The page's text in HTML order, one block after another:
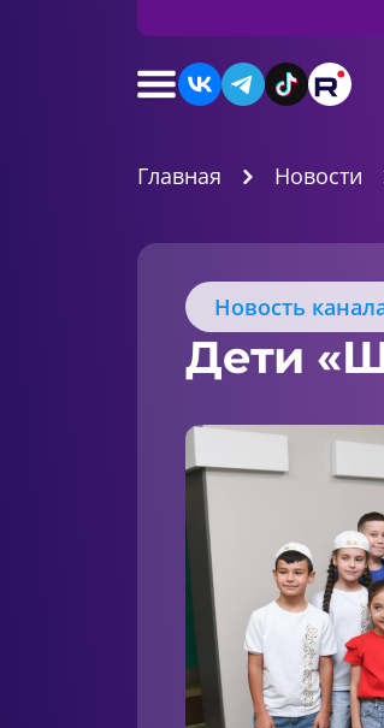
Главная Новости
Новость
Дети